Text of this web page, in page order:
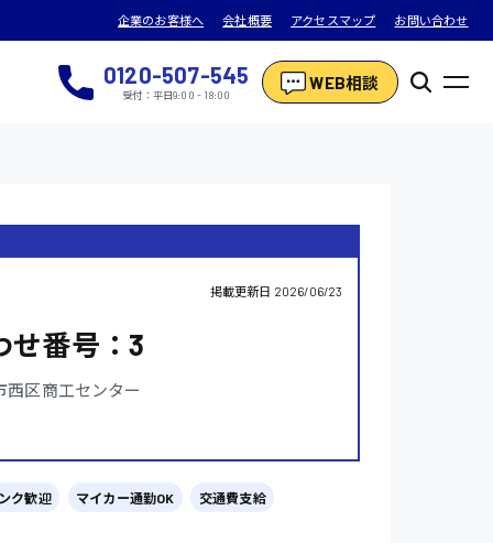
企業のお客様へ 会社概要 アクセスマップ お問い合わせ
0120-507-545
受付：平日9:00 - 18:00
WEB相談
掲載更新日 2026/06/23
せ番号：3
西区商工センター
ク歓迎 マイカー通勤OK 交通費支給